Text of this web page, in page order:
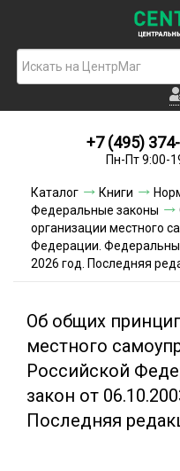
+7 (495)
Пн-Пт 9:00-
Каталог Книги
Федеральные законы
организации местного
Федерации.
2026 год. Последняя
Об общих
местного
Российской
закон от
Последняя